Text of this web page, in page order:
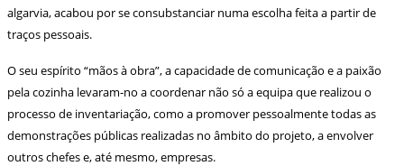
algarvia, acabou por se consubstanciar numa escolha feita a partir de
traços pessoais.
O seu espírito “mãos à obra”, a capacidade de comunicação e a paixão
pela cozinha levaram-no a coordenar não só a equipa que realizou o
processo de inventariação, como a promover pessoalmente todas as
demonstrações públicas realizadas no âmbito do projeto, a envolver
outros chefes e, até mesmo, empresas.